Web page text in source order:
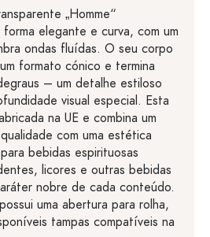
„Homme“
forma elegante e curva, com um
ondas fluídas. O seu corpo
formato cónico e termina
– um detalhe estiloso
visual especial. Esta
na UE e combina um
com uma estética
bebidas espirituosas
licores e outras bebidas
nobre de cada conteúdo.
uma abertura para rolha,
tampas compatíveis na